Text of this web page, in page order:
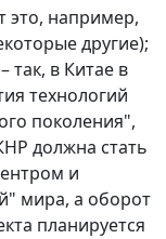
это, например,
другие);
так, в Китае в
технологий
поколения",
должна стать
и
мира, а оборот
планируется